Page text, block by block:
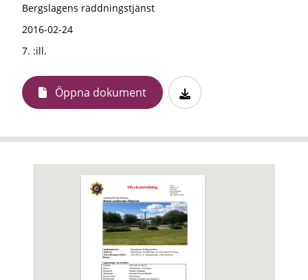
Bergslagens räddningstjänst
2016-02-24
7. :ill.
Öppna dokument